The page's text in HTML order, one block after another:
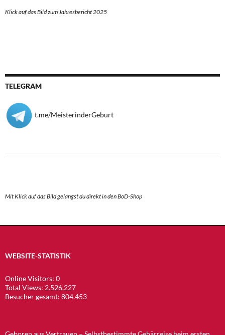
Klick auf das Bild zum Jahresbericht 2025
TELEGRAM
t.me/MeisterinderGeburt
Mit Klick auf das Bild gelangst du direkt in den BoD-Shop
WEBSITE-STATISTIK
Online Visitors: 0
Total Views: 2.526.227
Besucher gesamt: 804.453